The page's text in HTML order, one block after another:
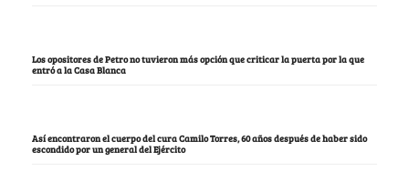
Los opositores de Petro no tuvieron más opción que criticar la puerta por la que
entró a la Casa Blanca
Así encontraron el cuerpo del cura Camilo Torres, 60 años después de haber sido
escondido por un general del Ejército